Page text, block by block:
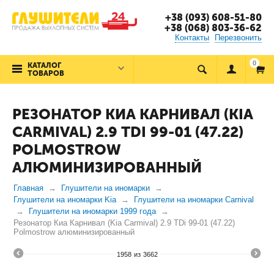
+38 (093) 608-51-80
+38 (068) 803-36-62
Контакты Перезвонить
КАТАЛОГ
ТОВАРОВ
0
РЕЗОНАТОР КИА КАРНИВАЛ (KIA
CARMIVAL) 2.9 TDI 99-01 (47.22)
POLMOSTROW
АЛЮМИНИЗИРОВАННЫЙ
Главная
Глушители на иномарки
Глушители на иномарки Kia
Глушители на иномарки Carnival
Глушители на иномарки 1999 года
Резонатор Киа Карнивал (Kia Carmival) 2.9 TDi 99-01 (47.22)
Polmostrow алюминизированный
1958 из 3662